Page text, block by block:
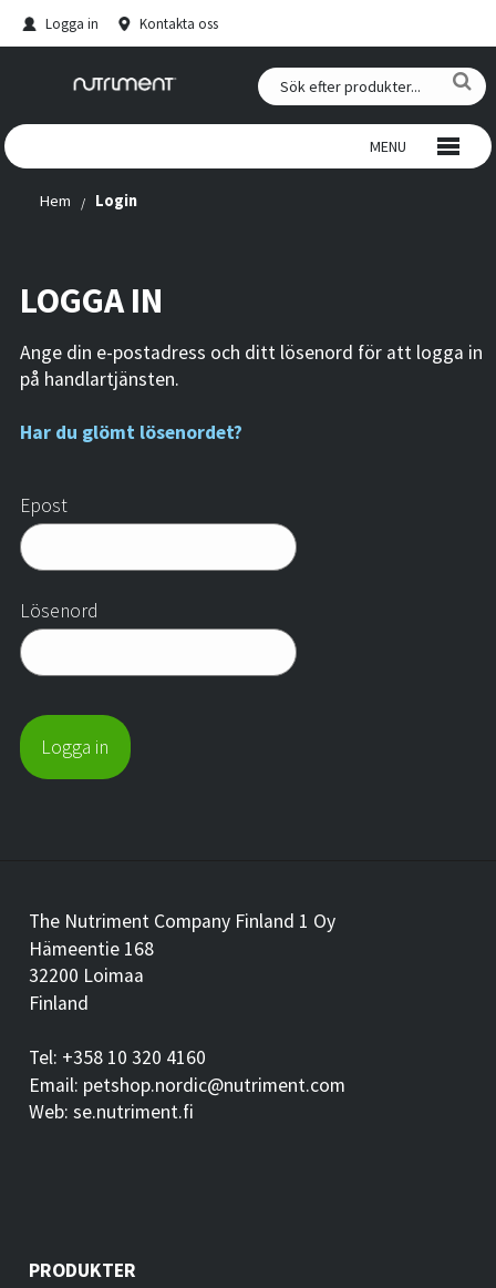
Logga in Kontakta oss
MENU
HJORTHORN
VÅR HISTORIA
Hem Login
LOGGA IN
Ange din e-postadress och ditt lösenord för att logga in
på handlartjänsten.
Har du glömt lösenordet?
Epost
Lösenord
The Nutriment Company Finland 1 Oy
Hämeentie 168
32200 Loimaa
Finland
Tel: +358 10 320 4160
Email: petshop.nordic@nutriment.com
Web: se.nutriment.fi
PRODUKTER